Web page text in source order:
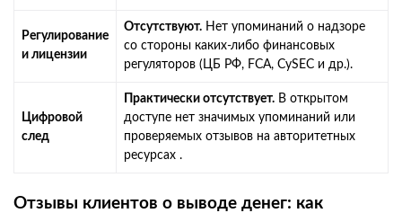
Регулирование
и лицензии
Отсутствуют. Нет упоминаний о надзоре
со стороны каких-либо финансовых
регуляторов (ЦБ РФ, FCA, CySEC и др.).
Цифровой
след
Практически отсутствует. В открытом
доступе нет значимых упоминаний или
проверяемых отзывов на авторитетных
ресурсах .
Отзывы клиентов о выводе денег: как